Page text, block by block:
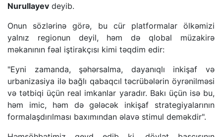
Nurullayev deyib.
Onun sözlərinə görə, bu cür platformalar ölkəmizi
yalnız regionun deyil, həm də qlobal müzakirə
məkanının fəal iştirakçısı kimi təqdim edir:
"Eyni zamanda, şəhərsalma, dayanıqlı inkişaf və
urbanizasiya ilə bağlı qabaqcıl təcrübələrin öyrənilməsi
və tətbiqi üçün real imkanlar yaradır. Bakı üçün isə bu,
həm imic, həm də gələcək inkişaf strategiyalarının
formalaşdırılması baxımından əlavə stimul deməkdir".